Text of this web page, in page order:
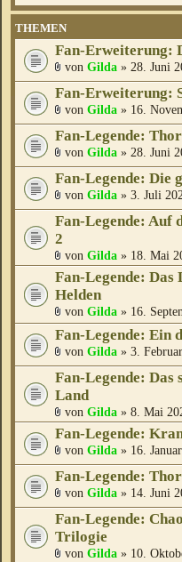
THEMEN
Fan-Erweiterung:
von Gilda » 28. Juni
Fan-Erweiterung:
von Gilda » 16.
Fan-Legende:
von Gilda » 28. Juni
Fan-Legende: Die
von Gilda » 3. Juli
Fan-Legende: Auf
2
von Gilda » 18. Mai
Fan-Legende: Das
Helden
von Gilda » 16.
Fan-Legende: Ein
von Gilda » 3.
Fan-Legende: Das
Land
von Gilda » 8. Mai
Fan-Legende:
von Gilda » 16.
Fan-Legende:
von Gilda » 14. Juni
Fan-Legende:
Trilogie
von Gilda » 10.